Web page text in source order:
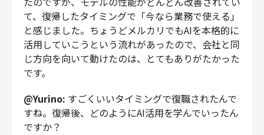
て、復帰したタイミングで「今なら業務で使える」
と感じました。ちょうどメルカリでもAIを本格的に
活用していこうという流れがあったので、会社と同
じ方向を向いて動けたのは、とてもありがたかった
です。
@Yurino: すごくいいタイミングで復職されたんで
すね。復帰後、どのようにAI活用を学んでいったん
ですか？